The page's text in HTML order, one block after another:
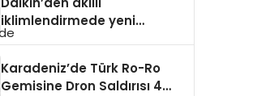
iklimlendirmede yeni
dönem: Madoka Plus
Karadeniz’de Türk Ro-Ro
Gemisine Dron Saldırısı 4